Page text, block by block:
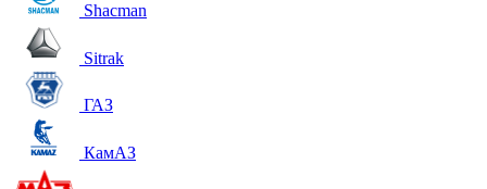
Shacman
Sitrak
ГАЗ
КамАЗ